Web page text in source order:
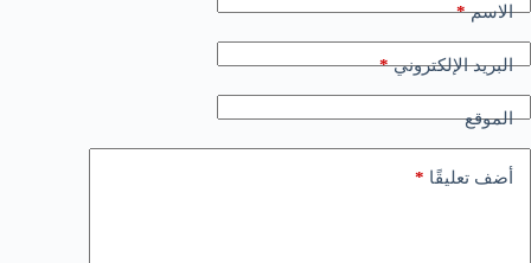
الاسم*
البريد الإلكتروني*
الموقع
أضف تعليقًا *